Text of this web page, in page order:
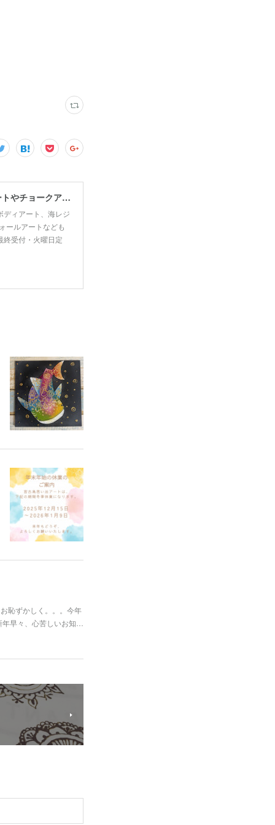
宮古島で思い出・お土産作るなら、宮古島思い出アート。人気のボディアートやチョークアート、海レジンアート体験が楽しめます！
ディアート、海レジ
ールアートなども
終受付・火曜日定
恥ずかしく。。。今年
早々、心苦しいお知…